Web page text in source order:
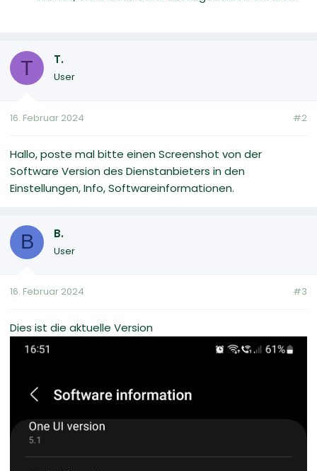
T T.
User
16. Februar 2024 #2
Hallo, poste mal bitte einen Screenshot von der
Software Version des Dienstanbieters in den
Einstellungen, Info, Softwareinformationen.
B B.
User
16. Februar 2024 #3
Dies ist die aktuelle Version